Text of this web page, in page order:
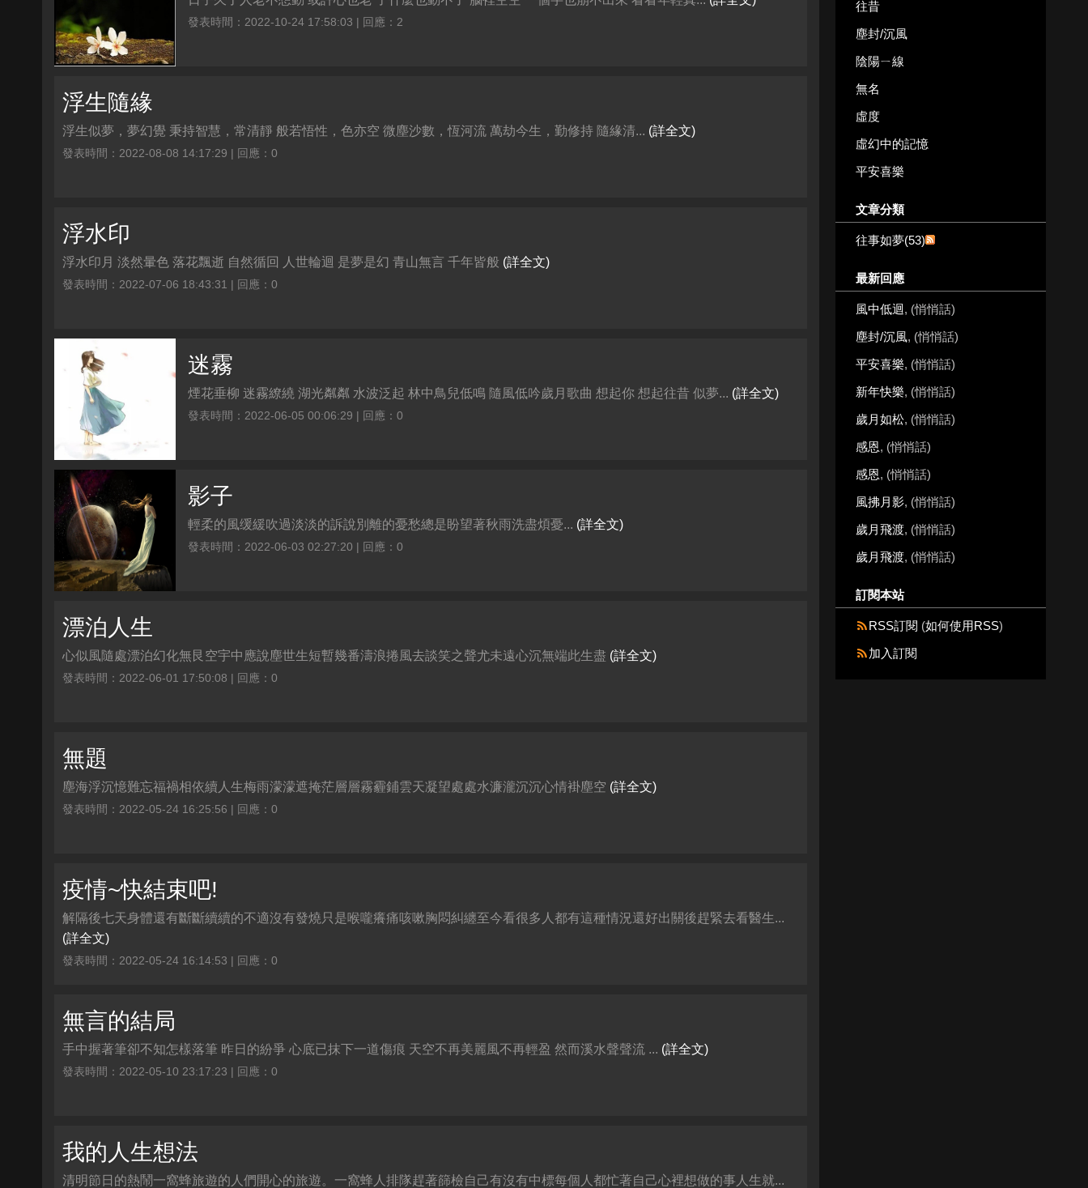
發表時間：2022-10-24 17:58:03 | 回應：2
浮生隨緣
浮生似夢，夢幻覺 秉持智慧，常清靜 般若悟性，色亦空 微塵沙數，恆河流 萬劫今生，勤修持 隨緣清... (詳全文)
發表時間：2022-08-08 14:17:29 | 回應：0
浮水印
浮水印月 淡然暈色 落花飄逝 自然循回 人世輪迴 是夢是幻 青山無言 千年皆般 (詳全文)
發表時間：2022-07-06 18:43:31 | 回應：0
迷霧
煙花垂柳 迷霧繚繞 湖光粼粼 水波泛起 林中鳥兒低鳴 隨風低吟歲月歌曲 想起你 想起往昔 似夢... (詳全文)
發表時間：2022-06-05 00:06:29 | 回應：0
影子
輕柔的風缓緩吹過淡淡的訴說別離的憂愁總是盼望著秋雨洗盡煩憂... (詳全文)
發表時間：2022-06-03 02:27:20 | 回應：0
漂泊人生
心似風隨處漂泊幻化無艮空宇中應說塵世生短暫幾番濤浪捲風去談笑之聲尤未遠心沉無端此生盡 (詳全文)
發表時間：2022-06-01 17:50:08 | 回應：0
無題
塵海浮沉憶難忘福禍相依續人生梅雨濛濛遮掩茫層層霧霾鋪雲天凝望處處水濂瀧沉沉心情褂塵空 (詳全文)
發表時間：2022-05-24 16:25:56 | 回應：0
疫情~快結束吧!
解隔後七天身體還有斷斷續續的不適沒有發燒只是喉嚨癢痛咳嗽胸悶糾纏至今看很多人都有這種情況還好出關後趕緊去看醫生...
(詳全文)
發表時間：2022-05-24 16:14:53 | 回應：0
無言的結局
手中握著筆卻不知怎樣落筆 昨日的紛爭 心底已抹下一道傷痕 天空不再美麗風不再輕盈 然而溪水聲聲流 ... (詳全文)
發表時間：2022-05-10 23:17:23 | 回應：0
我的人生想法
清明節日的熱鬧一窩蜂旅遊的人們開心的旅遊。一窩蜂人排隊趕著篩檢自己有沒有中標每個人都忙著自己心裡想做的事人生就...
往昔
塵封/沉風
陰陽ㄧ線
無名
虛度
虛幻中的記憶
平安喜樂
文章分類
往事如夢(53)
最新回應
風中低迴, (悄悄話)
塵封/沉風, (悄悄話)
平安喜樂, (悄悄話)
新年快樂, (悄悄話)
歲月如松, (悄悄話)
感恩, (悄悄話)
感恩, (悄悄話)
風拂月影, (悄悄話)
歲月飛渡, (悄悄話)
歲月飛渡, (悄悄話)
訂閱本站
RSS訂閱 (如何使用RSS)
加入訂閱